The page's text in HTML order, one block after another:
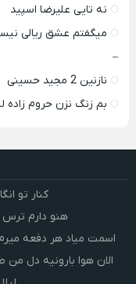
نه تایی علیرضا اسپید
میگفتم عشق ریالی
–
نازنین 2 مجید حسینی
بم زنگ نزن حروم زاده
کنار تو
هنو دارم
اسمت میاد هر دفعه
الان هوا بارونیه دل